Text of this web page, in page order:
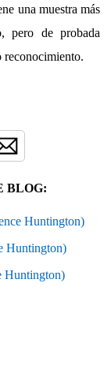
una muestra más
pero de probada
reconocimiento.
BLOG:
Huntington)
Huntington)
Huntington)